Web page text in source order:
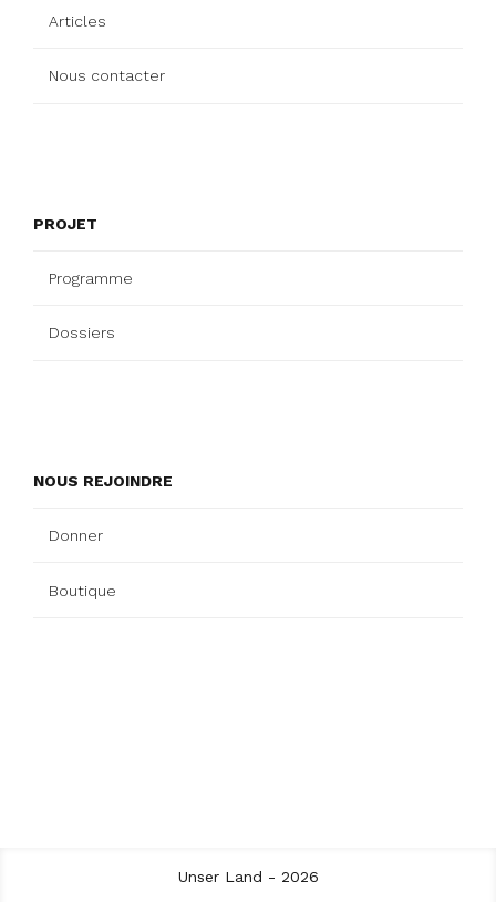
Articles
Nous contacter
PROJET
Programme
Dossiers
NOUS REJOINDRE
Donner
Boutique
Unser Land - 2026